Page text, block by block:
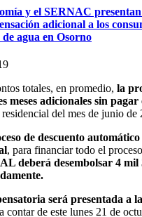
y el SERNAC
adicional a los
agua en Osorno
totales, en promedio, la
meses adicionales sin pagar
del mes de junio de
de descuento automático
, para financiar todo el proceso
deberá desembolsar 4 mil
será presentada a
contar de este lunes 21 de